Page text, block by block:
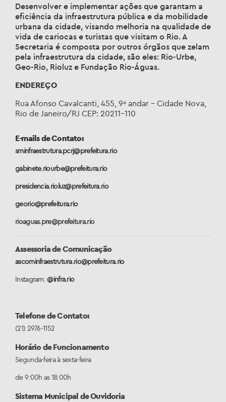
Desenvolver e implementar ações que garantam a
eficiência da infraestrutura pública e da mobilidade
urbana da cidade, visando melhoria na qualidade de
vida de cariocas e turistas que visitam o Rio. A
Secretaria é composta por outros órgãos que zelam
pela infraestrutura da cidade, são eles: Rio-Urbe,
Geo-Rio, Rioluz e Fundação Rio-Águas.
ENDEREÇO
Rua Afonso Cavalcanti, 455, 9º andar – Cidade Nova,
Rio de Janeiro/RJ CEP: 20211-110
E-mails de Contato:
sminfraestrutura.pcrj@prefeitura.rio
gabinete.riourbe@prefeitura.rio
presidencia.rioluz@prefeitura.rio
georio@prefeitura.rio
rioaguas.pre@prefeitura.rio
Assessoria de Comunicação
ascominfraestrutura.rio@prefeitura.rio
Instagram:@infra.rio
Telefone de Contato:
(21) 2976-1152
Horário de Funcionamento
Segunda-feira à sexta-feira
de 9:00h as 18:00h
Sistema Municipal de Ouvidoria